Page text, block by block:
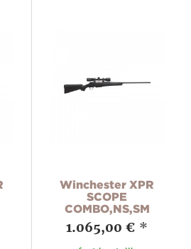
Winchester XPR
SCOPE
COMBO,NS,SM
1.065,00 € *